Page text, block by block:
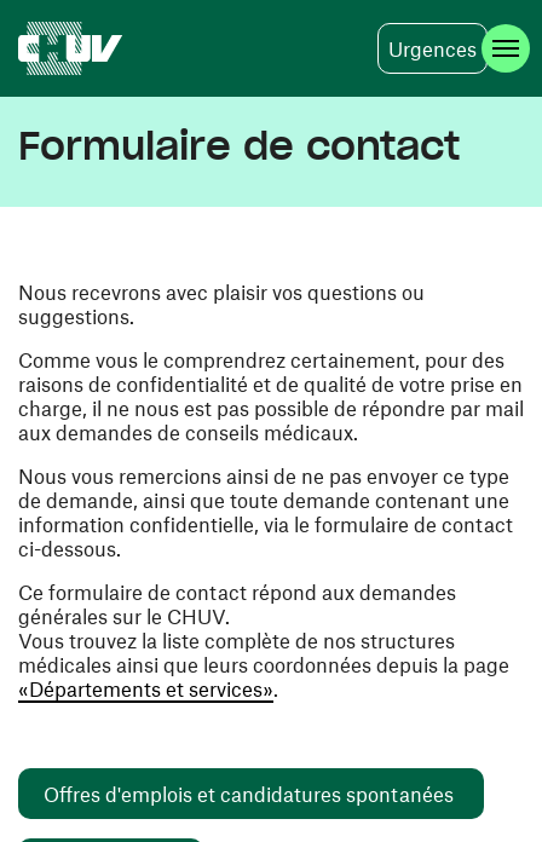
Urgences
Formulaire de contact
Nous recevrons avec plaisir vos questions ou
suggestions.
Comme vous le comprendrez certainement, pour des
raisons de confidentialité et de qualité de votre prise en
charge, il ne nous est pas possible de répondre par mail
aux demandes de conseils médicaux.
Nous vous remercions ainsi de ne pas envoyer ce type
de demande, ainsi que toute demande contenant une
information confidentielle, via le formulaire de contact
ci-dessous.
Ce formulaire de contact répond aux demandes
générales sur le CHUV.
Vous trouvez la liste complète de nos structures
médicales ainsi que leurs coordonnées depuis la page
«Départements et services».
Offres d'emplois et candidatures spontanées